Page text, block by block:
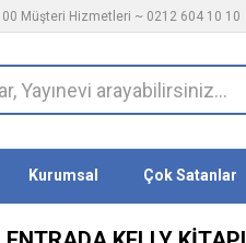
Müşteri Hizmetleri ~ 0212 604 10 10
Kurumsal Çok Satanlar